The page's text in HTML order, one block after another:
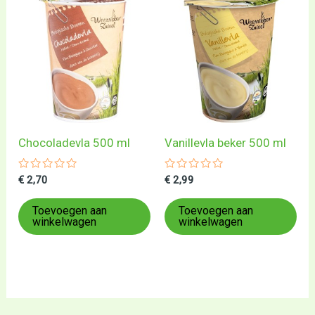
Chocoladevla 500 ml
Gewaardeerd
uit
5
€ 2,70
Toevoegen aan
winkelwagen
Vanillevla beker 500 ml
Gewaardeerd
uit
5
€ 2,99
Toevoegen aan
winkelwagen